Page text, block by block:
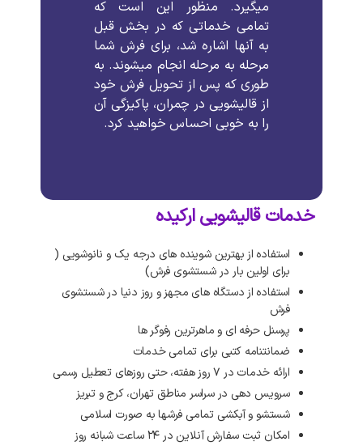
میگیرد. منظور این است
که
تمامی خدماتی که در بخش قبل
به آنها اشاره شد، برای فرش شما
مرحله به مرحله انجام میشوند. به
طوری که پس از تحویل فرش خود
از قالیشویی در چمران، پاکیزگی آن
را به خوبی احساس خواهید کرد.
خدمات قالیشویی ارکیده
استفاده از بهترین شوینده های درجه یک و نانوشویی (
برای اولین بار در شستشوی فرش)
استفاده از دستگاه های مجهز و روز دنیا در شستشوی
فرش
پرسنل حرفه ای و ماهرترین رفوگر ها
ضمانتنامه کتبی برای تمامی خدمات
ارائه خدمات در ۷ روز هفته، حتی روزهای تعطیل رسمی
سرویس دهی در سراسر مناطق تهران، کرج و تبریز
شستشو و آبکشی تمامی فرشها به صورت اسلامی
امکان ثبت سفارش آنلاین در ۲۴ ساعت شبانه روز